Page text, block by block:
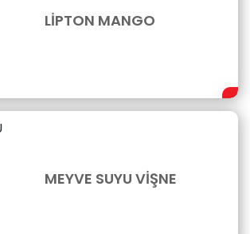
LİPTON MANGO
MEYVE SUYU VİŞNE